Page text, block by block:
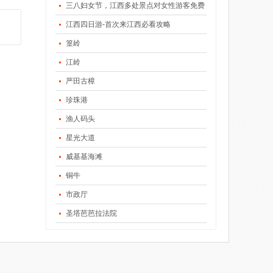
三八妇女节，江西多处景点对女性游客免费
江西四日游-首次来江西必看攻略
篁岭
江岭
严田古樟
珍珠港
渔人码头
星光大道
威基基海滩
铜牛
市政厅
圣塔芭芭拉法院